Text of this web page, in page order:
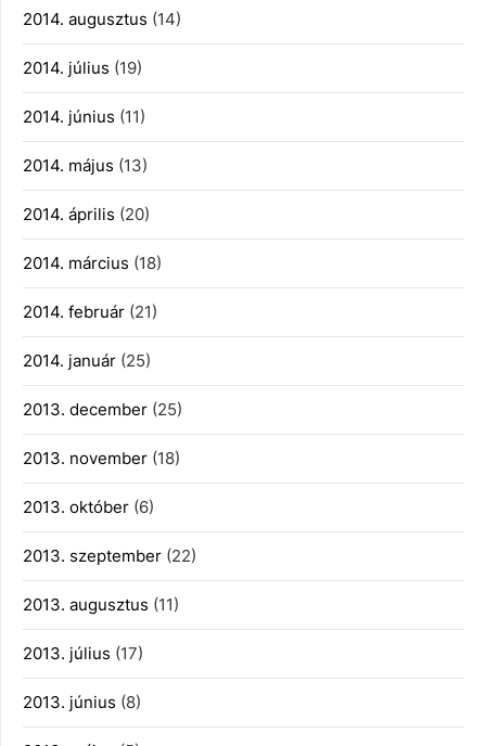
2014. augusztus (14)
2014. július (19)
2014. június (11)
2014. május (13)
2014. április (20)
2014. március (18)
2014. február (21)
2014. január (25)
2013. december (25)
2013. november (18)
2013. október (6)
2013. szeptember (22)
2013. augusztus (11)
2013. július (17)
2013. június (8)